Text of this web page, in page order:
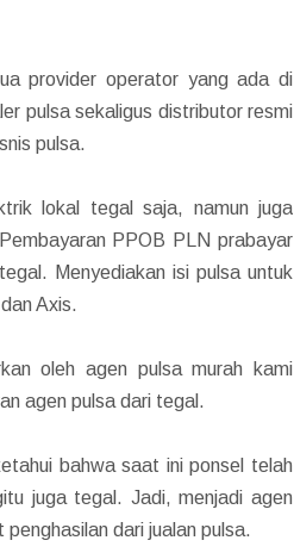
provider operator yang ada di
pulsa sekaligus distributor resmi
pulsa.
lokal tegal saja, namun juga
PPOB PLN prabayar
Menyediakan isi pulsa untuk
Axis.
oleh agen pulsa murah kami
agen pulsa dari tegal.
bahwa saat ini ponsel telah
juga tegal. Jadi, menjadi agen
dari jualan pulsa.